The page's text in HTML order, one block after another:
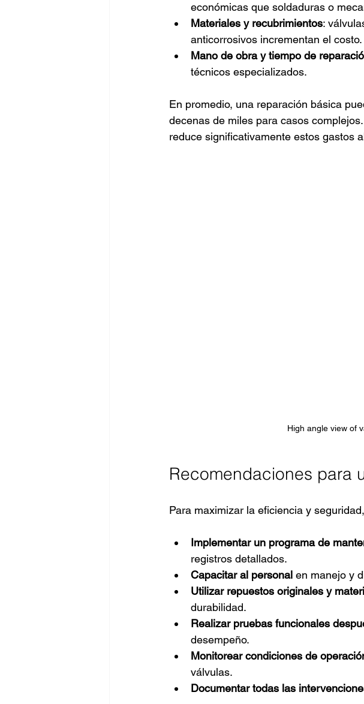
económicas que soldaduras o
Materiales y recubrimientos:
anticorrosivos incrementan el costo.
Mano de obra y tiempo de
técnicos especializados.
En promedio, una reparación básica
decenas de miles para casos
reduce significativamente estos gastos
High angle view of
Recomendaciones para
Para maximizar la eficiencia y
Implementar un programa de
registros detallados.
Capacitar al personal en manejo y
Utilizar repuestos originales y
durabilidad.
Realizar pruebas funcionales
desempeño.
Monitorear condiciones de
válvulas.
Documentar todas las